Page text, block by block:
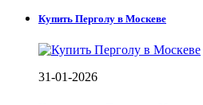
Купить Перголу в Москеве
31-01-2026